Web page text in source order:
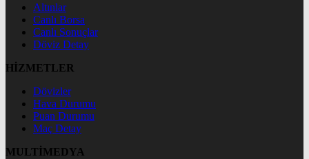
Altınlar
Canlı Borsa
Canlı Sonuçlar
Döviz Detay
HİZMETLER
Dövizler
Hava Durumu
Puan Durumu
Maç Detay
MULTİMEDYA